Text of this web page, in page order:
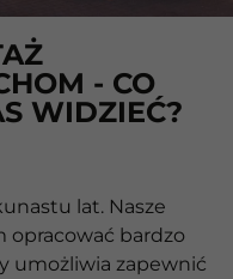
- CO
WIDZIEĆ?
lat. Nasze
opracować bardzo
umożliwia zapewnić